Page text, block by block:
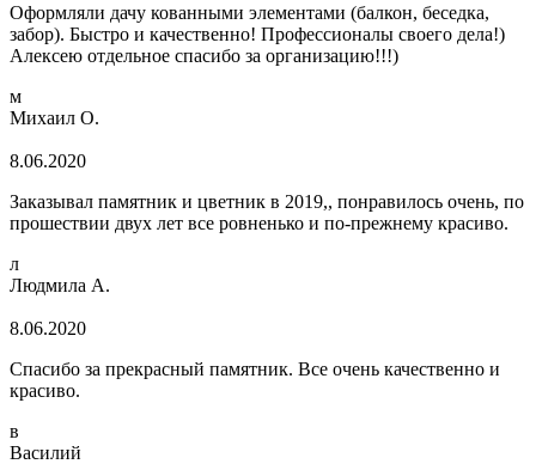
Оформляли дачу кованными элементами (балкон, беседка,
забор). Быстро и качественно! Профессионалы своего дела!)
Алексею отдельное спасибо за организацию!!!)
м
Михаил О.
8.06.2020
Заказывал памятник и цветник в 2019,, понравилось очень, по
прошествии двух лет все ровненько и по-прежнему красиво.
л
Людмила А.
8.06.2020
Спасибо за прекрасный памятник. Все очень качественно и
красиво.
в
Василий